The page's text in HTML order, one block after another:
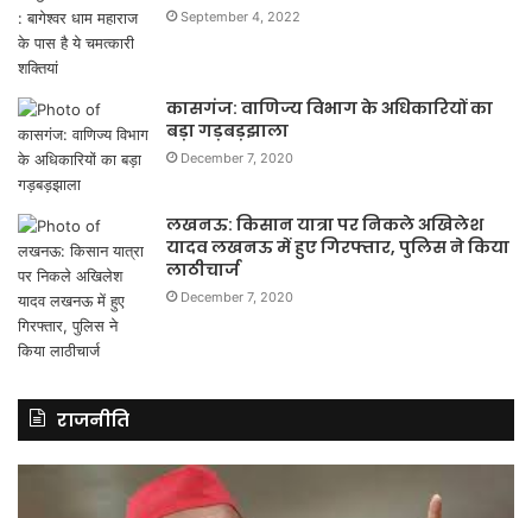
September 4, 2022
कासगंज: वाणिज्य विभाग के अधिकारियों का
बड़ा गड़बड़झाला
December 7, 2020
लखनऊ: किसान यात्रा पर निकले अखिलेश
यादव लखनऊ में हुए गिरफ्तार, पुलिस ने किया
लाठीचार्ज
December 7, 2020
राजनीति